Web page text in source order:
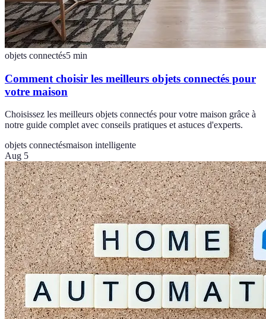
objets connectés5 min
Comment choisir les meilleurs objets connectés pour
votre maison
Choisissez les meilleurs objets connectés pour votre maison grâce à
notre guide complet avec conseils pratiques et astuces d'experts.
objets connectésmaison intelligente
Aug 5